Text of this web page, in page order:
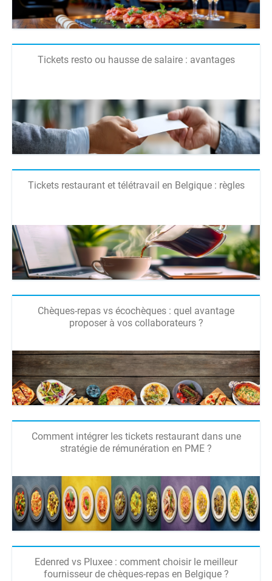
Tickets resto ou hausse de salaire : avantages
Tickets restaurant et télétravail en Belgique : règles
Chèques-repas vs écochèques : quel avantage
proposer à vos collaborateurs ?
Comment intégrer les tickets restaurant dans une
stratégie de rémunération en PME ?
Edenred vs Pluxee : comment choisir le meilleur
fournisseur de chèques-repas en Belgique ?